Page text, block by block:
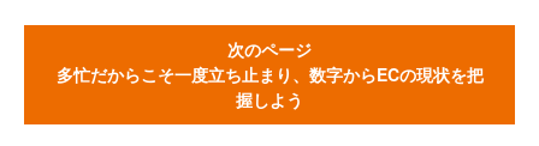
次のページ
多忙だからこそ一度立ち止まり、数字からECの現状を把
握しよう